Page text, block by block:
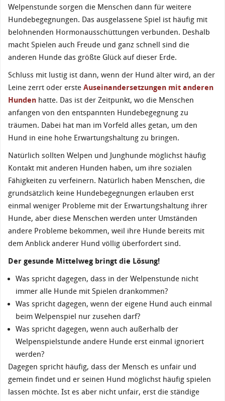
Welpenstunde sorgen die Menschen dann für weitere
Hundebegegnungen. Das ausgelassene Spiel ist häufig mit
belohnenden Hormonausschüttungen verbunden. Deshalb
macht Spielen auch Freude und ganz schnell sind die
anderen Hunde das größte Glück auf dieser Erde.
Schluss mit lustig ist dann, wenn der Hund älter wird, an der
Leine zerrt oder erste Auseinandersetzungen mit anderen
Hunden hatte. Das ist der Zeitpunkt, wo die Menschen
anfangen von den entspannten Hundebegegnung zu
träumen. Dabei hat man im Vorfeld alles getan, um den
Hund in eine hohe Erwartungshaltung zu bringen.
Natürlich sollten Welpen und Junghunde möglichst häufig
Kontakt mit anderen Hunden haben, um ihre sozialen
Fähigkeiten zu verfeinern. Natürlich haben Menschen, die
grundsätzlich keine Hundebegegnungen erlauben erst
einmal weniger Probleme mit der Erwartungshaltung ihrer
Hunde, aber diese Menschen werden unter Umständen
andere Probleme bekommen, weil ihre Hunde bereits mit
dem Anblick anderer Hund völlig überfordert sind.
Der gesunde Mittelweg bringt die Lösung!
Was spricht dagegen, dass in der Welpenstunde nicht
immer alle Hunde mit Spielen drankommen?
Was spricht dagegen, wenn der eigene Hund auch einmal
beim Welpenspiel nur zusehen darf?
Was spricht dagegen, wenn auch außerhalb der
Welpenspielstunde andere Hunde erst einmal ignoriert
werden?
Dagegen spricht häufig, dass der Mensch es unfair und
gemein findet und er seinen Hund möglichst häufig spielen
lassen möchte. Ist es aber nicht unfair, erst die ständige